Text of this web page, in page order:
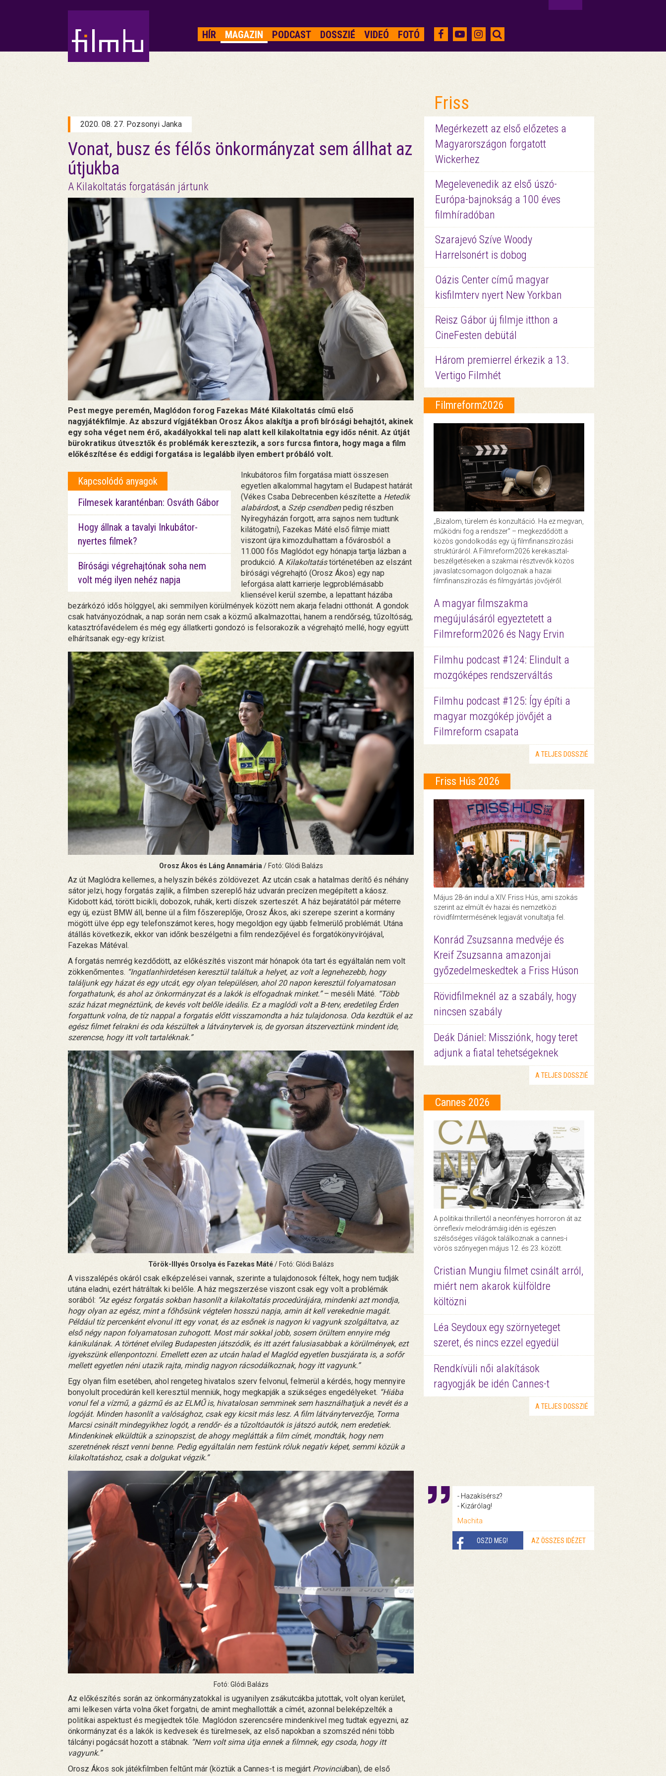
HÍR MAGAZIN PODCAST DOSSZIÉ VIDEÓ FOTÓ
2020. 08. 27. Pozsonyi Janka
Vonat, busz és félős önkormányzat sem állhat az
útjukba
A Kilakoltatás forgatásán jártunk
Pest megye peremén, Maglódon forog Fazekas Máté Kilakoltatás című első
nagyjátékfilmje. Az abszurd vígjátékban Orosz Ákos alakítja a profi bírósági behajtót, akinek
egy soha véget nem érő, akadályokkal teli nap alatt kell kilakoltatnia egy idős nénit. Az útját
bürokratikus útvesztők és problémák keresztezik, a sors furcsa fintora, hogy maga a film
előkészítése és eddigi forgatása is legalább ilyen embert próbáló volt.
Kapcsolódó anyagok
Filmesek karanténban: Osváth Gábor
Hogy állnak a tavalyi Inkubátor-
nyertes filmek?
Bírósági végrehajtónak soha nem
volt még ilyen nehéz napja
Inkubátoros film forgatása miatt összesen
egyetlen alkalommal hagytam el Budapest határát
(Vékes Csaba Debrecenben készítette a Hetedik
alabárdost, a Szép csendbenpedig részben
Nyíregyházán forgott, arra sajnos nem tudtunk
kilátogatni), Fazekas Máté első filmje miatt
viszont újra kimozdulhattam a fővárosból: a
11.000 fős Maglódot egy hónapja tartja lázban a
produkció. A Kilakoltatástörténetében az elszánt
bírósági végrehajtó (Orosz Ákos) egy nap
leforgása alatt karrierje legproblémásabb
kliensével kerül szembe, a lepattant házába
bezárkózó idős hölggyel, aki semmilyen körülmények között nem akarja feladni otthonát. A gondok
csak hatványozódnak, a nap során nem csak a közmű alkalmazottai, hanem a rendőrség, tűzoltóság,
katasztrófavédelem és még egy állatkerti gondozó is felsorakozik a végrehajtó mellé, hogy együtt
elhárítsanak egy-egy krízist.
Orosz Ákos és Láng Annamária / Fotó: Glódi Balázs
Az út Maglódra kellemes, a helyszín békés zöldövezet. Az utcán csak a hatalmas derítő és néhány
sátor jelzi, hogy forgatás zajlik, a filmben szereplő ház udvarán precízen megépített a káosz.
Kidobott kád, törött bicikli, dobozok, ruhák, kerti díszek szerteszét. A ház bejáratától pár méterre
egy új, ezüst BMW áll, benne ül a film főszereplője, Orosz Ákos, aki szerepe szerint a kormány
mögött ülve épp egy telefonszámot keres, hogy megoldjon egy újabb felmerülő problémát. Utána
átállás következik, ekkor van időnk beszélgetni a film rendezőjével és forgatókönyvírójával,
Fazekas Mátéval.
A forgatás nemrég kezdődött, az előkészítés viszont már hónapok óta tart és egyáltalán nem volt
zökkenőmentes. “Ingatlanhirdetésen keresztül találtuk a helyet, az volt a legnehezebb, hogy
találjunk egy házat és egy utcát, egy olyan településen, ahol 20 napon keresztül folyamatosan
forgathatunk, és ahol az önkormányzat és a lakók is elfogadnak minket.”– meséli Máté. “Több
száz házat megnéztünk, de kevés volt belőle ideális. Ez a maglódi volt a B-terv, eredetileg Érden
forgattunk volna, de tíz nappal a forgatás előtt visszamondta a ház tulajdonosa. Oda kezdtük el az
egész filmet felrakni és oda készültek a látványtervek is, de gyorsan átszerveztünk mindent ide,
szerencse, hogy itt volt tartaléknak.”
Török-Illyés Orsolya és Fazekas Máté/ Fotó: Glódi Balázs
A visszalépés okáról csak elképzelései vannak, szerinte a tulajdonosok féltek, hogy nem tudják
utána eladni, ezért hátráltak ki belőle. A ház megszerzése viszont csak egy volt a problémák
sorából: “Az egész forgatás sokban hasonlít a kilakoltatás procedúrájára, mindenki azt mondja,
hogy olyan az egész, mint a főhősünk végtelen hosszú napja, amin át kell verekednie magát.
Például tíz percenként elvonul itt egy vonat, és az esőnek is nagyon ki vagyunk szolgáltatva, az
első négy napon folyamatosan zuhogott. Most már sokkal jobb, sosem örültem ennyire még
kánikulának. A történet elvileg Budapesten játszódik, és itt azért falusiasabbak a körülmények, ezt
igyekszünk ellenpontozni. Emellett ezen az utcán halad el Maglód egyetlen buszjárata is, a sofőr
mellett egyetlen néni utazik rajta, mindig nagyon rácsodálkoznak, hogy itt vagyunk.”
Egy olyan film esetében, ahol rengeteg hivatalos szerv felvonul, felmerül a kérdés, hogy mennyire
bonyolult procedúrán kell keresztül menniük, hogy megkapják a szükséges engedélyeket. “Hiába
vonul fel a vízmű, a gázmű és az ELMŰ is, hivatalosan semminek sem használhatjuk a nevét és a
logóját. Minden hasonlít a valósághoz, csak egy kicsit más lesz. A film látványtervezője, Torma
Marcsi csinált mindegyikhez logót, a rendőr- és a tűzoltóautók is játszó autók, nem eredetiek.
Mindenkinek elküldtük a szinopszist, de ahogy meglátták a film címét, mondták, hogy nem
szeretnének részt venni benne. Pedig egyáltalán nem festünk róluk negatív képet, semmi közük a
kilakoltatáshoz, csak a dolgukat végzik.”
Fotó: Glódi Balázs
Az előkészítés során az önkormányzatokkal is ugyanilyen zsákutcákba jutottak, volt olyan kerület,
ami lelkesen várta volna őket forgatni, de amint meghallották a címét, azonnal beleképzelték a
politikai aspektust és megijedtek tőle. Maglódon szerencsére mindenkivel meg tudtak egyezni, az
önkormányzat és a lakók is kedvesek és türelmesek, az első napokban a szomszéd néni több
tálcányi pogácsát hozott a stábnak. “Nem volt sima útja ennek a filmnek, egy csoda, hogy itt
vagyunk.”
Orosz Ákos sok játékfilmben feltűnt már (köztük a Cannes-t is megjárt Provinciában), de első
Friss
Megérkezett az első előzetes a
Magyarországon forgatott
Wickerhez
Megelevenedik az első úszó-
Európa-bajnokság a 100 éves
filmhíradóban
Szarajevó Szíve Woody
Harrelsonért is dobog
Oázis Center című magyar
kisfilmterv nyert New Yorkban
Reisz Gábor új filmje itthon a
CineFesten debütál
Három premierrel érkezik a 13.
Vertigo Filmhét
Filmreform2026
„Bizalom, türelem és konzultáció. Ha ez megvan,
működni fog a rendszer” – megkezdődött a
közös gondolkodás egy új filmfinanszírozási
struktúráról. A Filmreform2026 kerekasztal-
beszélgetéseken a szakmai résztvevők közös
javaslatcsomagon dolgoznak a hazai
filmfinanszírozás és filmgyártás jövőjéről.
A magyar filmszakma
megújulásáról egyeztetett a
Filmreform2026 és Nagy Ervin
Filmhu podcast #124: Elindult a
mozgóképes rendszerváltás
Filmhu podcast #125: Így építi a
magyar mozgókép jövőjét a
Filmreform csapata
A TELJES DOSSZIÉ
Friss Hús 2026
Május 28-án indul a XIV. Friss Hús, ami szokás
szerint az elmúlt év hazai és nemzetközi
rövidfilmtermésének legjavát vonultatja fel.
Konrád Zsuzsanna medvéje és
Kreif Zsuzsanna amazonjai
győzedelmeskedtek a Friss Húson
Rövidfilmeknél az a szabály, hogy
nincsen szabály
Deák Dániel: Missziónk, hogy teret
adjunk a fiatal tehetségeknek
A TELJES DOSSZIÉ
Cannes 2026
A politikai thrillertől a neonfényes horroron át az
önreflexív melodrámáig idén is egészen
szélsőséges világok találkoznak a cannes-i
vörös szőnyegen május 12. és 23. között.
Cristian Mungiu filmet csinált arról,
miért nem akarok külföldre
költözni
Léa Seydoux egy szörnyeteget
szeret, és nincs ezzel egyedül
Rendkívüli női alakítások
ragyogják be idén Cannes-t
A TELJES DOSSZIÉ
- Hazakísérsz?
- Kizárólag!
Machita
OSZD MEG! AZ ÖSSZES IDÉZET